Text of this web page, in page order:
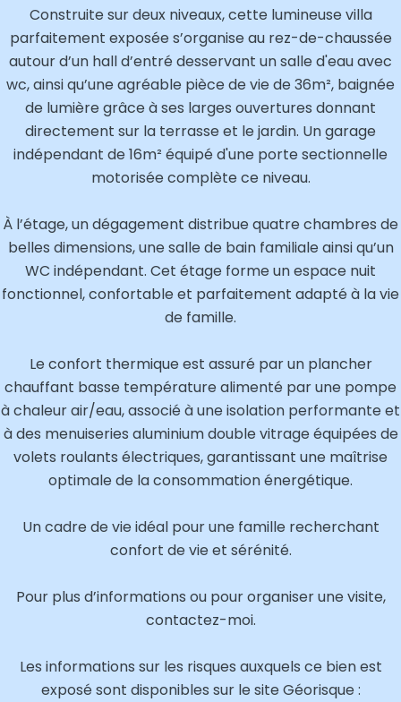
Construite sur deux niveaux, cette lumineuse villa
parfaitement exposée s’organise au rez-de-chaussée
autour d’un hall d’entré desservant un salle d'eau avec
wc, ainsi qu’une agréable pièce de vie de 36m², baignée
de lumière grâce à ses larges ouvertures donnant
directement sur la terrasse et le jardin. Un garage
indépendant de 16m² équipé d'une porte sectionnelle
motorisée complète ce niveau.
À l’étage, un dégagement distribue quatre chambres de
belles dimensions, une salle de bain familiale ainsi qu’un
WC indépendant. Cet étage forme un espace nuit
fonctionnel, confortable et parfaitement adapté à la vie
de famille.
Le confort thermique est assuré par un plancher
chauffant basse température alimenté par une pompe
à chaleur air/eau, associé à une isolation performante et
à des menuiseries aluminium double vitrage équipées de
volets roulants électriques, garantissant une maîtrise
optimale de la consommation énergétique.
Un cadre de vie idéal pour une famille recherchant
confort de vie et sérénité.
Pour plus d’informations ou pour organiser une visite,
contactez-moi.
Les informations sur les risques auxquels ce bien est
exposé sont disponibles sur le site Géorisque :